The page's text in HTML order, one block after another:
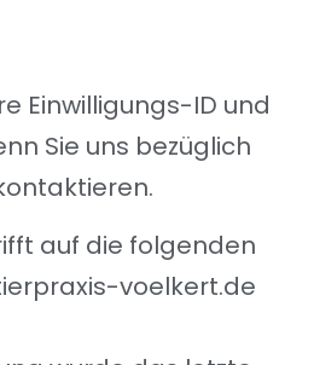
Einwilligungs-ID und
Sie uns bezüglich
auf die folgenden
voelkert.de